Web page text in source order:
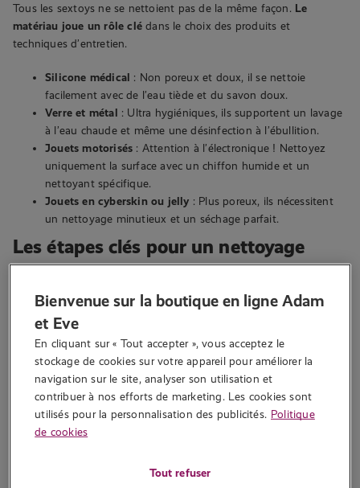
Tous les sextoys ne se nettoient pas de la même façon. Le
matériau joue un rôle clé dans le choix des produits et
techniques d’entretien.
Silicone médical : Non poreux et doux, il se nettoie
facilement avec de l’eau tiède et du savon doux.
Verre et métal : Ultra hygiéniques, ils supportent un lavage
à l’eau chaude et même une désinfection à l’ébullition.
Jouets motorisés : Attention à l’électronique ! Nettoyez
uniquement la surface avec un chiffon humide et un
nettoyant spécifique.
Jouets en cyberskin ou jelly : Plus poreux, ils nécessitent
un nettoyage minutieux et un séchage parfait.
Les étapes clés pour un nettoyage
efficace
Peu importe le matériau, voiciles bons gestes à adopter:
Rincez immédiatement après usage pour éviter que les
fluides ne sèchent.
Utilisez un savon douxou unnettoyant pour sextoys
d’éliminer bactéries et résidus.
Rincez abondammentà l’eau claire.
Séchez avec un chiffon propre et laissez à l’air libre
Bienvenue sur la boutique en ligne Adam
et Eve
En cliquant sur « Tout accepter », vous acceptez le
stockage de cookies sur votre appareil pour améliorer la
navigation sur le site, analyser son utilisation et
contribuer à nos efforts de marketing. Les cookies sont
utilisés pour la personnalisation des publicités. Politique
de cookies
Tout refuser